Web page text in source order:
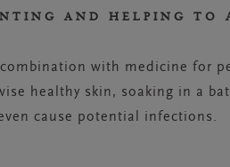
AND HELPING TO
with medicine for
healthy skin, soaking in a
cause potential infections.